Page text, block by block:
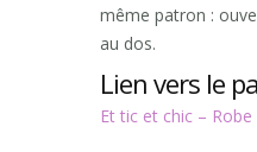
même patron :
au dos.
Lien vers le
Et tic et chic –